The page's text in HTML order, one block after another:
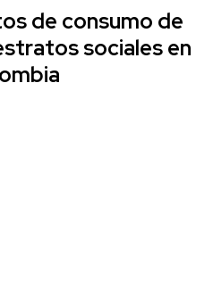
de consumo de
sociales en